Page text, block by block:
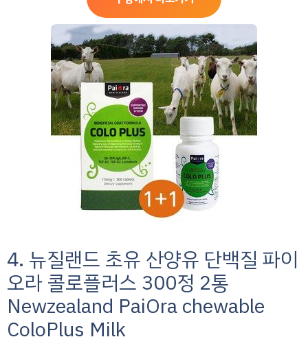
4. 뉴질랜드 초유 산양유 단백질 파이
오라 콜로플러스 300정 2통
Newzealand PaiOra chewable
ColoPlus Milk